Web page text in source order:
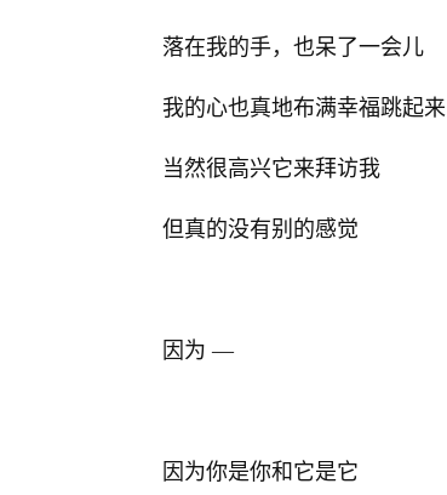
落在我的手，也呆了一会儿
我的心也真地布满幸福跳起来
当然很高兴它来拜访我
但真的没有别的感觉
因为—
因为你是你和它是它